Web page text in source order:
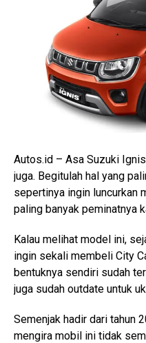
Autos.id – Asa Suzuki
juga. Begitulah hal yang
sepertinya ingin luncurkan
paling banyak peminatnya
Kalau melihat model ini,
ingin sekali membeli City
bentuknya sendiri sudah
juga sudah outdate untuk
Semenjak hadir dari tahun
mengira mobil ini tidak